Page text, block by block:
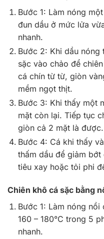
Bước 1: Làm nóng
đun dầu ở mức lửa
nhanh.
Bước 2: Khi dầu nóng
sặc vào chảo để
cá chín từ từ, giòn
mềm ngọt thịt.
Bước 3: Khi thấy một
mặt còn lại. Tiếp tục
giòn cả 2 mặt là được.
Bước 4: Cá khi thấy
thấm dầu để giảm
tiêu xay hoặc tỏi phi
Chiên khô cá sặc bằng
Bước 1: Làm nóng
160 – 180°C trong 5
nhanh.